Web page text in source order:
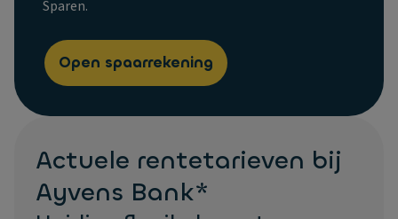
Sparen.
Open spaarrekening
Actuele rentetarieven bij
Ayvens Bank*